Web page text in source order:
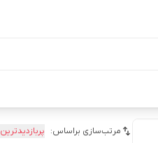
مرتب‌سازی براساس: پربازدیدترین